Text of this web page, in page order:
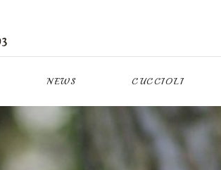
NEWS CUCCIOLI